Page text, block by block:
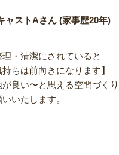
ャストAさん (家事歴20年)
・清潔にされていると
ちは前向きになります】
良い〜と思える空間づく
いたします。